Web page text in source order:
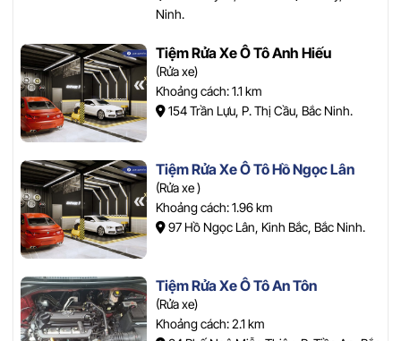
Ninh.
Tiệm Rửa Xe Ô Tô Anh Hiếu
(Rửa xe)
Khoảng cách: 1.1 km
154 Trần Lựu, P. Thị Cầu, Bắc Ninh.
Tiệm Rửa Xe Ô Tô Hồ Ngọc Lân
(Rửa xe )
Khoảng cách: 1.96 km
97 Hồ Ngọc Lân, Kinh Bắc, Bắc Ninh.
Tiệm Rửa Xe Ô Tô An Tôn
(Rửa xe)
Khoảng cách: 2.1 km